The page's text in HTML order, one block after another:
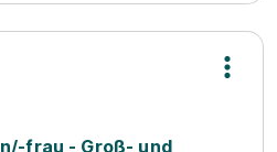
frau - Groß- und